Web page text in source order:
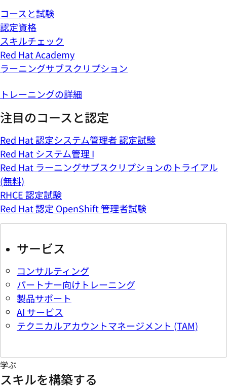
コースと試験
認定資格
スキルチェック
Red Hat Academy
ラーニングサブスクリプション
トレーニングの詳細
注目のコースと認定
Red Hat 認定システム管理者 認定試験
Red Hat システム管理 I
Red Hat ラーニングサブスクリプションのトライアル
(無料)
RHCE 認定試験
Red Hat 認定 OpenShift 管理者試験
サービス
コンサルティング
パートナー向けトレーニング
製品サポート
AI サービス
テクニカルアカウントマネージメント (TAM)
学ぶ
スキルを構築する